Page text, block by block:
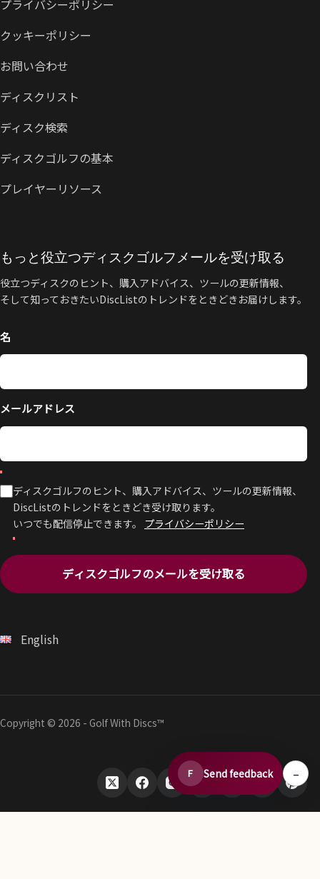
プライバシーポリシー
クッキーポリシー
お問い合わせ
ディスクリスト
ディスク検索
ディスクゴルフの基本
プレイヤーリソース
もっと役立つディスクゴルフメールを受け取る
役立つディスクのヒント、購入アドバイス、ツールの更新情報、
そして知っておきたいDiscListのトレンドをときどきお届けします。
名
メールアドレス
ディスクゴルフのヒント、購入アドバイス、ツールの更新情報、
DiscListのトレンドをときどき受け取ります。
いつでも配信停止できます。 プライバシーポリシー
ディスクゴルフのメールを受け取る
English
Copyright © 2026 - Golf With Discs™
F Send feedback –